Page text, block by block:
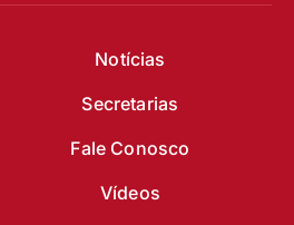
Notícias
Secretarias
Fale Conosco
Vídeos